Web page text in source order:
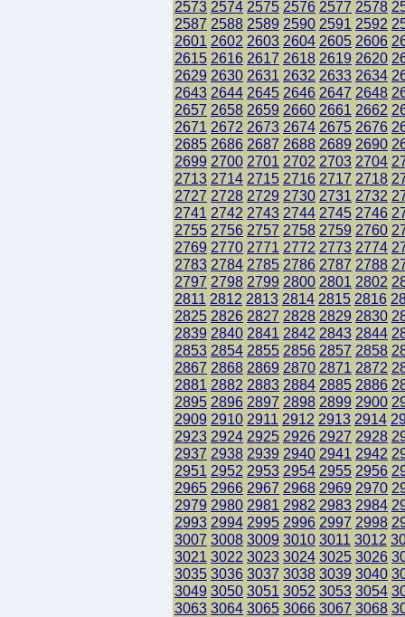
2573 2574 2575 2576 2577 2578
2587 2588 2589 2590 2591 2592
2601 2602 2603 2604 2605 2606
2615 2616 2617 2618 2619 2620
2629 2630 2631 2632 2633 2634
2643 2644 2645 2646 2647 2648
2657 2658 2659 2660 2661 2662
2671 2672 2673 2674 2675 2676
2685 2686 2687 2688 2689 2690
2699 2700 2701 2702 2703 2704
2713 2714 2715 2716 2717 2718
2727 2728 2729 2730 2731 2732
2741 2742 2743 2744 2745 2746
2755 2756 2757 2758 2759 2760
2769 2770 2771 2772 2773 2774
2783 2784 2785 2786 2787 2788
2797 2798 2799 2800 2801 2802
2811 2812 2813 2814 2815 2816
2825 2826 2827 2828 2829 2830
2839 2840 2841 2842 2843 2844
2853 2854 2855 2856 2857 2858
2867 2868 2869 2870 2871 2872
2881 2882 2883 2884 2885 2886
2895 2896 2897 2898 2899 2900
2909 2910 2911 2912 2913 2914
2923 2924 2925 2926 2927 2928
2937 2938 2939 2940 2941 2942
2951 2952 2953 2954 2955 2956
2965 2966 2967 2968 2969 2970
2979 2980 2981 2982 2983 2984
2993 2994 2995 2996 2997 2998
3007 3008 3009 3010 3011 3012
3021 3022 3023 3024 3025 3026
3035 3036 3037 3038 3039 3040
3049 3050 3051 3052 3053 3054
3063 3064 3065 3066 3067 3068